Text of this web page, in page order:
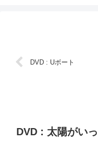
DVD : Uボート
DVD : 太陽がい